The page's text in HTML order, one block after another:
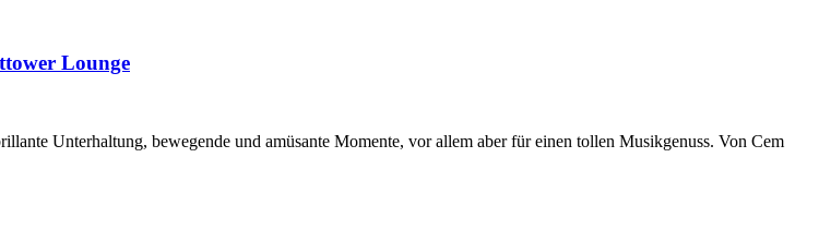
Lounge
Unterhaltung, bewegende und amüsante Momente, vor allem aber für einen tollen Musikgenuss. Von Cem